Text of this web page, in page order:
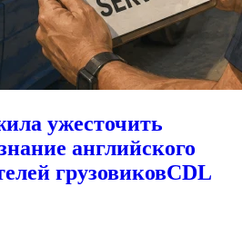
ужесточить
английского
грузовиковCDL